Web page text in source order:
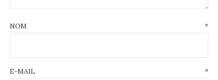
NOM *
E-MAIL *